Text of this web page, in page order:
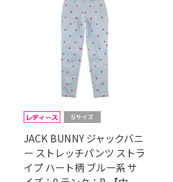
JACK BUNNY ジャックバニ
ー ストレッチパンツ ストラ
イプ ハート柄 ブルー系 サ